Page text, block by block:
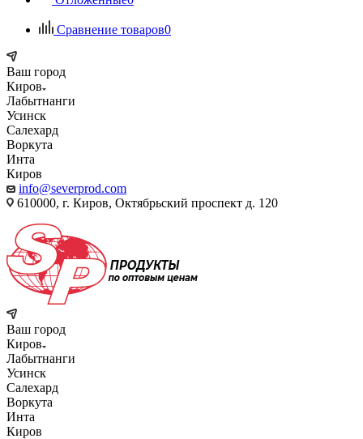
Сравнение товаров0
Ваш город
Киров
Лабытнанги
Усинск
Салехард
Воркута
Инта
Киров
info@severprod.com
610000, г. Киров, Октябрьский проспект д. 120
Ваш город
Киров
Лабытнанги
Усинск
Салехард
Воркута
Инта
Киров